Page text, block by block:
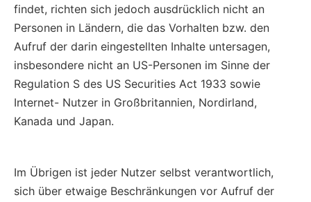
findet, richten sich jedoch ausdrücklich nicht an
Personen in Ländern, die das Vorhalten bzw. den
Aufruf der darin eingestellten Inhalte untersagen,
insbesondere nicht an US-Personen im Sinne der
Regulation S des US Securities Act 1933 sowie
Internet- Nutzer in Großbritannien, Nordirland,
Kanada und Japan.
Im Übrigen ist jeder Nutzer selbst verantwortlich,
sich über etwaige Beschränkungen vor Aufruf der